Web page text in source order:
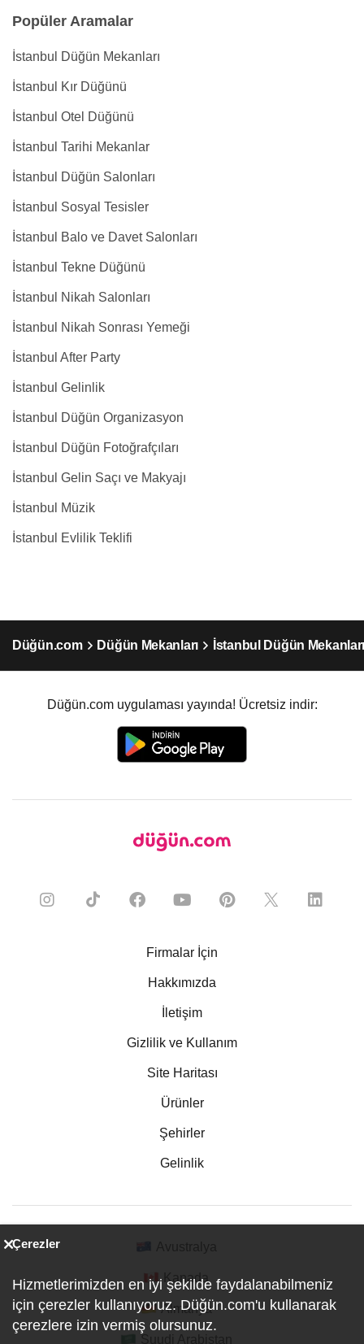
Popüler Aramalar
İstanbul Düğün Mekanları
İstanbul Kır Düğünü
İstanbul Otel Düğünü
İstanbul Tarihi Mekanlar
İstanbul Düğün Salonları
İstanbul Sosyal Tesisler
İstanbul Balo ve Davet Salonları
İstanbul Tekne Düğünü
İstanbul Nikah Salonları
İstanbul Nikah Sonrası Yemeği
İstanbul After Party
İstanbul Gelinlik
İstanbul Düğün Organizasyon
İstanbul Düğün Fotoğrafçıları
İstanbul Gelin Saçı ve Makyajı
İstanbul Müzik
İstanbul Evlilik Teklifi
Düğün.com Düğün Mekanları İstanbul Düğün
Düğün.com uygulaması yayında! Ücretsiz indir:
Firmalar İçin
Hakkımızda
İletişim
Gizlilik ve Kullanım
Site Haritası
Ürünler
Şehirler
Gelinlik
Kanada
Almanya
Çerezler
Hizmetlerimizden en iyi şekilde faydalanabilmeniz
için çerezler kullanıyoruz. Düğün.com'u kullanarak
çerezlere izin vermiş olursunuz.